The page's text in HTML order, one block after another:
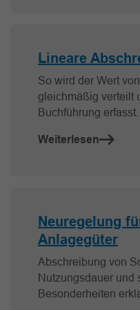
Lineare
So wird der Wert
gleichmäßig verteilt
Buchführung erfasst.
Weiterlesen
Neuregelung
Anlagegüter
Abschreibung von
Nutzungsdauer und
Besonderheiten